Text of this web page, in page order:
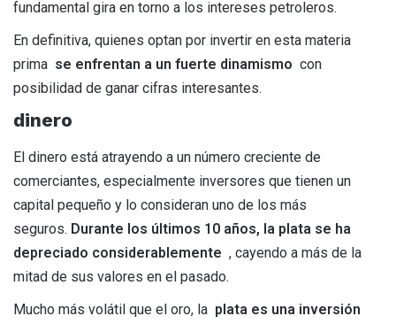
fundamental gira en torno a los intereses petroleros.
En definitiva, quienes optan por invertir en esta materia
prima se enfrentan a un fuerte dinamismo con
posibilidad de ganar cifras interesantes.
dinero
El dinero está atrayendo a un número creciente de
comerciantes, especialmente inversores que tienen un
capital pequeño y lo consideran uno de los más
seguros. Durante los últimos 10 años, la plata se ha
depreciado considerablemente , cayendo a más de la
mitad de sus valores en el pasado.
Mucho más volátil que el oro, la plata es una inversión